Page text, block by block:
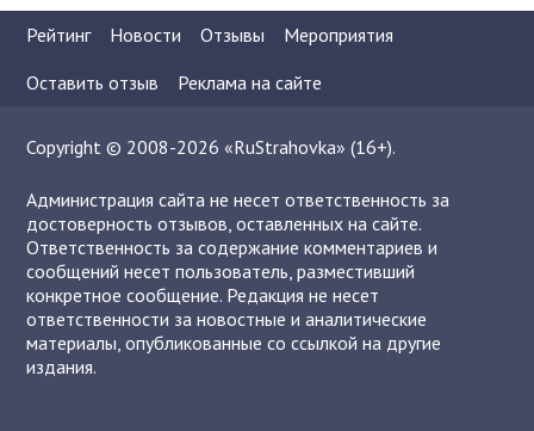
Рейтинг Новости Отзывы
Мероприятия
Оставить отзыв
Реклама на сайте
Copyright © 2008-2026 «RuStrahovka» (16+).
Администрация сайта не несет ответственность за
достоверность отзывов, оставленных на сайте.
Ответственность за содержание комментариев и
сообщений несет пользователь, разместивший
конкретное сообщение. Редакция не несет
ответственности за новостные и аналитические
материалы, опубликованные со ссылкой на другие
издания.